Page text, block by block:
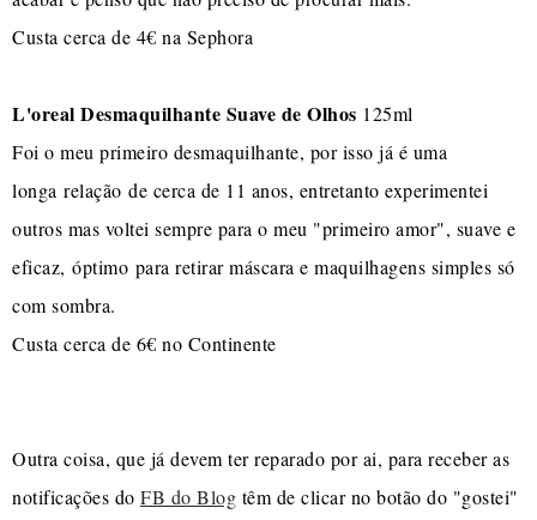
Custa cerca de 4€ na Sephora
L'oreal Desmaquilhante Suave de Olhos 125ml
Foi o meu primeiro desmaquilhante, por isso já é uma
longa relação de cerca de 11 anos, entretanto experimentei
outros mas voltei sempre para o meu "primeiro amor", suave e
eficaz, óptimo para retirar máscara e maquilhagens simples só
com sombra.
Custa cerca de 6€ no Continente
Outra coisa, que já devem ter reparado por ai, para receber as
notificações do FB do Blog têm de clicar no botão do "gostei"